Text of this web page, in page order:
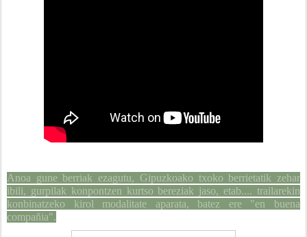
Anoa gune berriak ezagutu, Gipuzkoako txoko berrietatik zehar
ibili, gurpilak konpontzen kurtso bereziak jaso, etab.... trailarekin
konbinatzeko kirol modalitate aparata, batez ere "en buena
compañia".